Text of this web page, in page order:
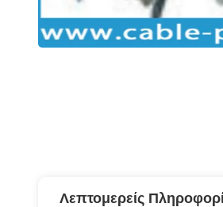
Λεπτομερείς